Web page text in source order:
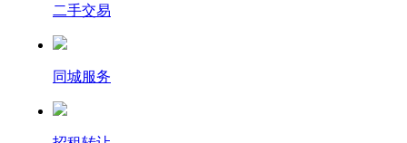
二手交易
同城服务